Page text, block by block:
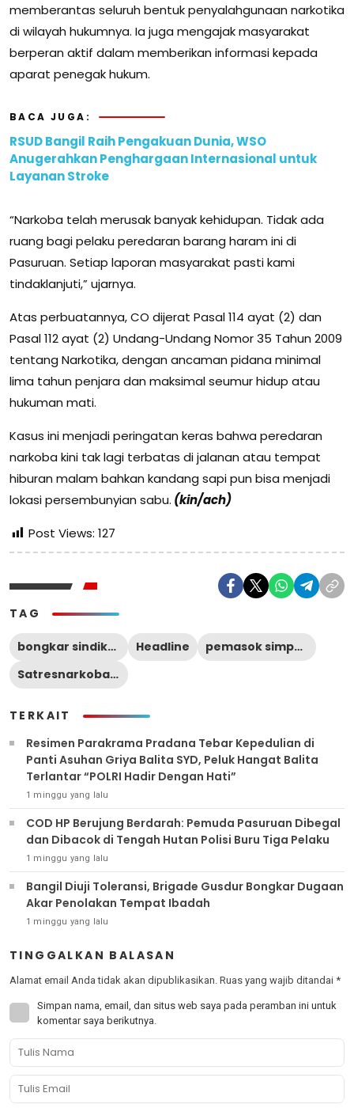
memberantas seluruh bentuk penyalahgunaan narkotika
di wilayah hukumnya. Ia juga mengajak masyarakat
berperan aktif dalam memberikan informasi kepada
aparat penegak hukum.
BACA JUGA:
RSUD Bangil Raih Pengakuan Dunia, WSO
Anugerahkan Penghargaan Internasional untuk
Layanan Stroke
“Narkoba telah merusak banyak kehidupan. Tidak ada
ruang bagi pelaku peredaran barang haram ini di
Pasuruan. Setiap laporan masyarakat pasti kami
tindaklanjuti,” ujarnya.
Atas perbuatannya, CO dijerat Pasal 114 ayat (2) dan
Pasal 112 ayat (2) Undang-Undang Nomor 35 Tahun 2009
tentang Narkotika, dengan ancaman pidana minimal
lima tahun penjara dan maksimal seumur hidup atau
hukuman mati.
Kasus ini menjadi peringatan keras bahwa peredaran
narkoba kini tak lagi terbatas di jalanan atau tempat
hiburan malam bahkan kandang sapi pun bisa menjadi
lokasi persembunyian sabu. (kin/ach)
Post Views: 127
TAG
bongkar sindikat sabu modus baru Headline
pemasok simpan di kandang sapi
Satresnarkoba Polres Pasuruan
TERKAIT
Resimen Parakrama Pradana Tebar Kepedulian di
Panti Asuhan Griya Balita SYD, Peluk Hangat Balita
Terlantar “POLRI Hadir Dengan Hati”
1 minggu yang lalu
COD HP Berujung Berdarah: Pemuda Pasuruan Dibegal
dan Dibacok di Tengah Hutan Polisi Buru Tiga Pelaku
1 minggu yang lalu
Bangil Diuji Toleransi, Brigade Gusdur Bongkar Dugaan
Akar Penolakan Tempat Ibadah
1 minggu yang lalu
TINGGALKAN BALASAN
Alamat email Anda tidak akan dipublikasikan. Ruas yang wajib ditandai *
Simpan nama, email, dan situs web saya pada peramban ini untuk
komentar saya berikutnya.